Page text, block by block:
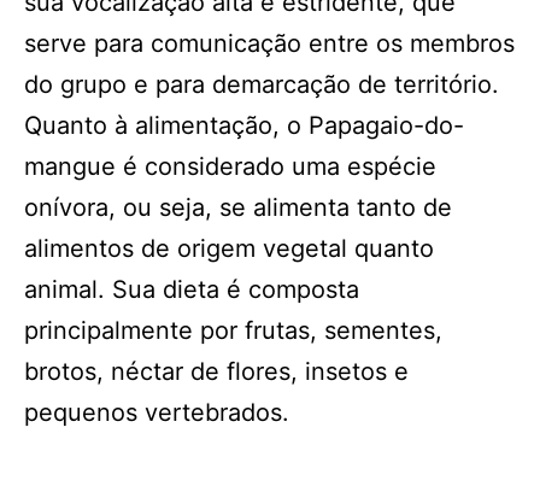
serve para comunicação entre os membros
do grupo e para demarcação de território.
Quanto à alimentação, o Papagaio-do-
mangue é considerado uma espécie
onívora, ou seja, se alimenta tanto de
alimentos de origem vegetal quanto
animal. Sua dieta é composta
principalmente por frutas, sementes,
brotos, néctar de flores, insetos e
pequenos vertebrados.